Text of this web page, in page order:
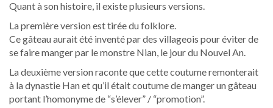
Quant à son histoire, il existe plusieurs versions.
La première version est tirée du folklore.
Ce gâteau aurait été inventé par des villageois pour éviter de
se faire manger par le monstre Nian, le jour du Nouvel An.
La deuxième version raconte que cette coutume remonterait
à la dynastie Han et qu’il était coutume de manger un gâteau
portant l’homonyme de “s’élever” / “promotion”.